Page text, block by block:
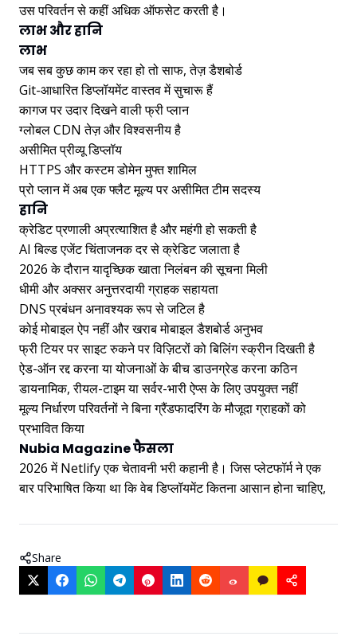
उस परिवर्तन से कहीं अधिक ऑफसेट करती है।
लाभ और हानि
लाभ
जब सब कुछ काम कर रहा हो तो साफ, तेज़ डैशबोर्ड
Git-आधारित डिप्लॉयमेंट वास्तव में सुचारू हैं
कागज पर उदार दिखने वाली फ्री प्लान
ग्लोबल CDN तेज़ और विश्वसनीय है
असीमित प्रीव्यू डिप्लॉय
HTTPS और कस्टम डोमेन मुफ्त शामिल
प्रो प्लान में अब एक फ्लैट मूल्य पर असीमित टीम सदस्य
हानि
क्रेडिट प्रणाली अप्रत्याशित है और महंगी हो सकती है
AI बिल्ड एजेंट चिंताजनक दर से क्रेडिट जलाता है
2026 के दौरान यादृच्छिक खाता निलंबन की सूचना मिली
धीमी और अक्सर अनुत्तरदायी ग्राहक सहायता
DNS प्रबंधन अनावश्यक रूप से जटिल है
कोई मोबाइल ऐप नहीं और खराब मोबाइल डैशबोर्ड अनुभव
फ्री टियर पर साइट रुकने पर विज़िटरों को बिलिंग स्क्रीन दिखती है
ऐड-ऑन रद्द करना या योजनाओं के बीच डाउनग्रेड करना कठिन
डायनामिक, रीयल-टाइम या सर्वर-भारी ऐप्स के लिए उपयुक्त नहीं
मूल्य निर्धारण परिवर्तनों ने बिना ग्रैंडफादरिंग के मौजूदा ग्राहकों को
प्रभावित किया
Nubia Magazine फैसला
2026 में Netlify एक चेतावनी भरी कहानी है। जिस प्लेटफॉर्म ने एक
बार परिभाषित किया था कि वेब डिप्लॉयमेंट कितना आसान होना चाहिए,
Share